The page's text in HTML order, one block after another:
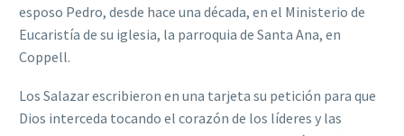
esposo Pedro, desde hace una década, en el Ministerio de
Eucaristía de su iglesia, la parroquia de Santa Ana, en
Coppell.
Los Salazar escribieron en una tarjeta su petición para que
Dios interceda tocando el corazón de los líderes y las